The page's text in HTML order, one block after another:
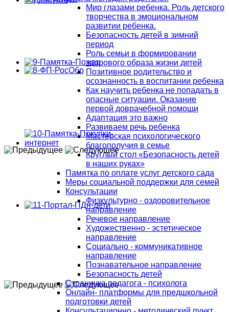
Мир глазами ребенка. Роль детского
творчества в эмоциональном
развитии ребенка.
Безопасность детей в зимний
период
Роль семьи в формировании
здорового образа жизни детей
Позитивное родительство и
осознанность в воспитании ребенка
Как научить ребенка не попадать в
опасные ситуации. Оказание
первой доврачебной помощи
Адаптация это важно
Развиваем речь ребенка
Мастерская психологического
благополучия в семье
Круглый стол «Безопасность детей
в наших руках»
Памятка по оплате услуг детского сада
Меры социальной поддержки для семей
Консультации
Физкультурно - оздоровительное
направление
Речевое направление
Художественно - эстетическое
направление
Социально - коммуникативное
направление
Познавательное направление
Безопасность детей
Страничка педагога - психолога
Онлайн- платформы для предшкольной
подготовки детей